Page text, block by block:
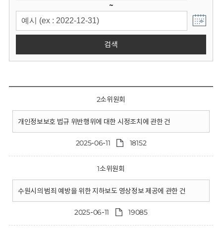
~
검색
2소위원회
개인정보보호 법규 위반행위에 대한 시정조치에 관한 건
2025-06-11 18152
1소위원회
수원시의 범죄 예방을 위한 지하보도 영상정보 제공에 관한 건
2025-06-11 19085